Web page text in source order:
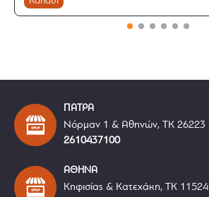
ΠΑΤΡΑ
Νόρμαν 1 & Αθηνών, ΤΚ 26223
2610437100
ΑΘΗΝΑ
Κηφισίας & Κατεχάκη, ΤΚ 11524